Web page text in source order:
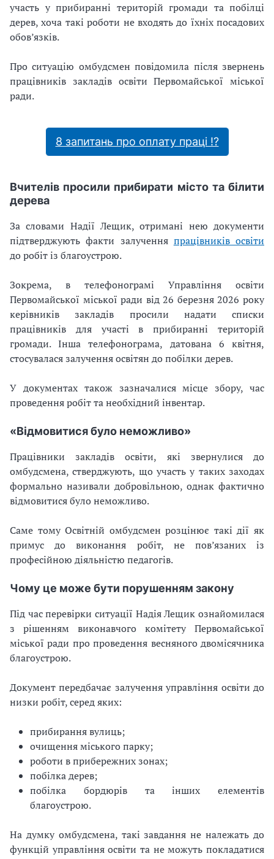
участь у прибиранні територій громади та побілці
дерев, хоча такі роботи не входять до їхніх посадових
обов’язків.
Про ситуацію омбудсмен повідомила після звернень
працівників закладів освіти Первомайської міської
ради.
8 запитань про оплату праці ⁉
Вчителів просили прибирати місто та білити
дерева
За словами Надії Лещик, отримані нею документи
підтверджують факти залучення працівників освіти
до робіт із благоустрою.
Зокрема, в телефонограмі Управління освіти
Первомайської міської ради від 26 березня 2026 року
керівників закладів просили надати списки
працівників для участі в прибиранні територій
громади. Інша телефонограма, датована 6 квітня,
стосувалася залучення освітян до побілки дерев.
У документах також зазначалися місце збору, час
проведення робіт та необхідний інвентар.
«Відмовитися було неможливо»
Працівники закладів освіти, які звернулися до
омбудсмена, стверджують, що участь у таких заходах
формально називали добровільною, однак фактично
відмовитися було неможливо.
Саме тому Освітній омбудсмен розцінює такі дії як
примус до виконання робіт, не пов’язаних із
професійною діяльністю педагогів.
Чому це може бути порушенням закону
Під час перевірки ситуації Надія Лещик ознайомилася
з рішенням виконавчого комітету Первомайської
міської ради про проведення весняного двомісячника
благоустрою.
Документ передбачає залучення управління освіти до
низки робіт, серед яких:
прибирання вулиць;
очищення міського парку;
роботи в прибережних зонах;
побілка дерев;
побілка бордюрів та інших елементів
благоустрою.
На думку омбудсмена, такі завдання не належать до
функцій управління освіти та не можуть покладатися